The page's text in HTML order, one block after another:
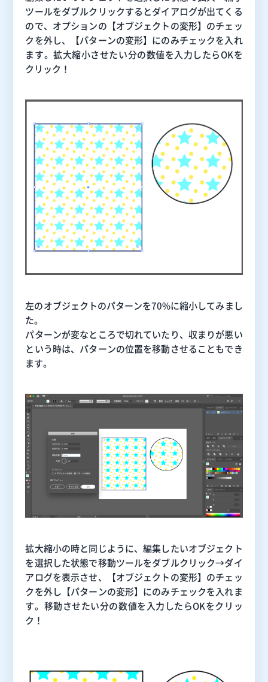
ツールをダブルクリックするとダイアログが出てくる
ので、オプションの【オブジェクトの変形】のチェッ
クを外し、【パターンの変形】にのみチェックを入れ
ます。拡大縮小させたい分の数値を入力したらOKを
クリック！
左のオブジェクトのパターンを70%に縮小してみまし
た。
パターンが変なところで切れていたり、収まりが悪い
という時は、パターンの位置を移動させることもでき
ます。
拡大縮小の時と同じように、編集したいオブジェクト
を選択した状態で移動ツールをダブルクリック→ダイ
アログを表示させ、【オブジェクトの変形】のチェッ
クを外し【パターンの変形】にのみチェックを入れま
す。移動させたい分の数値を入力したらOKをクリッ
ク！